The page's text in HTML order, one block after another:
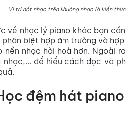
Vị trí nốt nhạc trên khuông nhạc là kiến
về nhạc lý piano khác bạn
biệt hợp âm trưởng và
nền nhạc hài hoà hơn. Ngoài
nhạc,... để hiểu cách đọc và
đệm hát